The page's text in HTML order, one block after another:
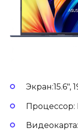
Экран:15.6″,
Процессор: